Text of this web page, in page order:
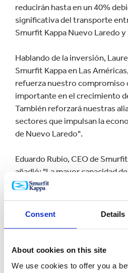
Consent Details
About cookies on this site
We use cookies to offer you a
reducirán hasta en un 40%
significativa del transporte
Smurfit Kappa Nuevo Laredo
Hablando de la inversión,
Smurfit Kappa en Las
refuerza nuestro compromiso
importante en el crecimiento
También reforzará nuestras
sectores que impulsan la
de Nuevo Laredo".
Eduardo Rubio, CEO de
añadió: "La mayor capacidad
tenemos ahora gracias a esta
los clientes actuales y
de la complejidad del producto